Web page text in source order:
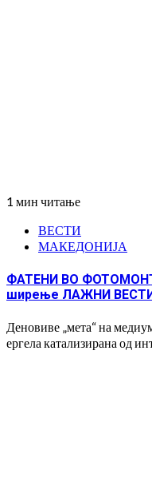
1 мин читање
ВЕСТИ
МАКЕДОНИЈА
ФАТЕНИ ВО
ширење ЛАЖНИ
Деновиве „мета“ на
ергела катализирана од